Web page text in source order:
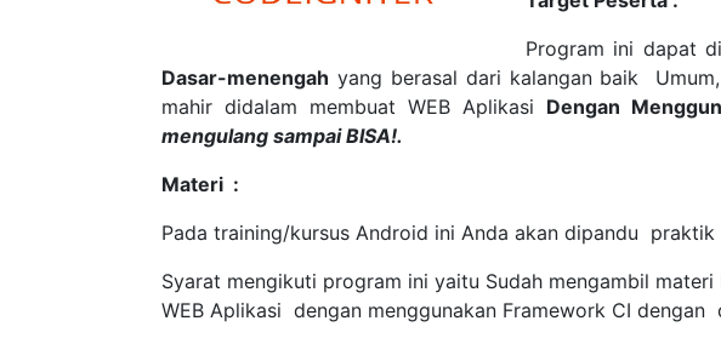
Program ini dapat
Dasar-menengah yang berasal dari kalangan baik
mahir didalam membuat WEB Aplikasi Dengan
mengulang sampai BISA!.
Materi :
Pada training/kursus Android ini Anda akan dipandu praktik
Syarat mengikuti program ini yaitu Sudah mengambil
WEB Aplikasi dengan menggunakan Framework CI